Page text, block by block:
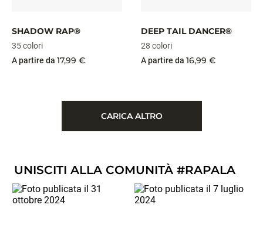
SHADOW RAP®
35 colori
A partire da 17,99 €
DEEP TAIL DANCER®
28 colori
A partire da 16,99 €
CARICA ALTRO
UNISCITI ALLA COMUNITÀ #RAPALA